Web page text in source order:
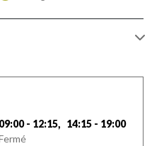
09:00 - 12:15, 14:15 - 19:00